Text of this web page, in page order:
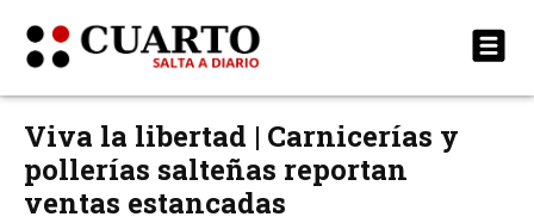
Viva la libertad | Carnicerías y
pollerías salteñas reportan
ventas estancadas